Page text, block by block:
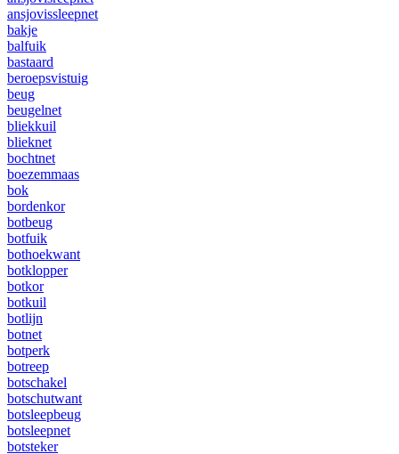
ansjovissleepnet
bakje
balfuik
bastaard
beroepsvistuig
beug
beugelnet
bliekkuil
blieknet
bochtnet
boezemmaas
bok
bordenkor
botbeug
botfuik
bothoekwant
botklopper
botkor
botkuil
botlijn
botnet
botperk
botreep
botschakel
botschutwant
botsleepbeug
botsleepnet
botsteker